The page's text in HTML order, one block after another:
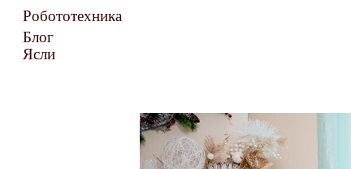
Робототехника
Блог
Ясли